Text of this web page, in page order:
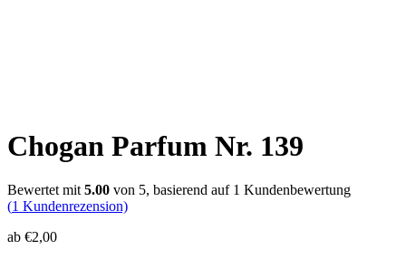
Chogan Parfum Nr. 139
Bewertet mit 5.00 von 5, basierend auf 1 Kundenbewertung
(1 Kundenrezension)
ab €2,00